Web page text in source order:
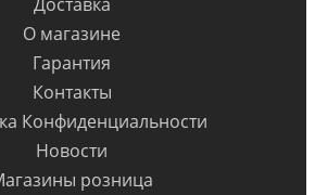
О магазине
Гарантия
Контакты
Конфиденциальности
Новости
розница